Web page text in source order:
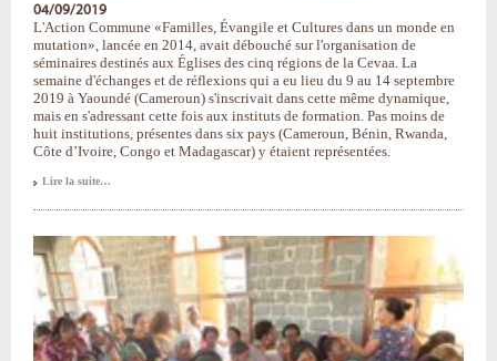
04/09/2019
L'Action Commune «Familles, Évangile et Cultures dans un monde en
mutation», lancée en 2014, avait débouché sur l'organisation de
séminaires destinés aux Églises des cinq régions de la Cevaa. La
semaine d'échanges et de réflexions qui a eu lieu du 9 au 14 septembre
2019 à Yaoundé (Cameroun) s'inscrivait dans cette même dynamique,
mais en s'adressant cette fois aux instituts de formation. Pas moins de
huit institutions, présentes dans six pays (Cameroun, Bénin, Rwanda,
Côte d’Ivoire, Congo et Madagascar) y étaient représentées.
Familles,
réflexion
s'étend
aux
instituts
de
formation
-
Lire la suite…